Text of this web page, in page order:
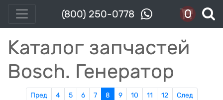
(800) 250-0778 0
Каталог запчастей
Bosch. Генератор
Пред 4 5 6 7 8 9 10 11 12 След